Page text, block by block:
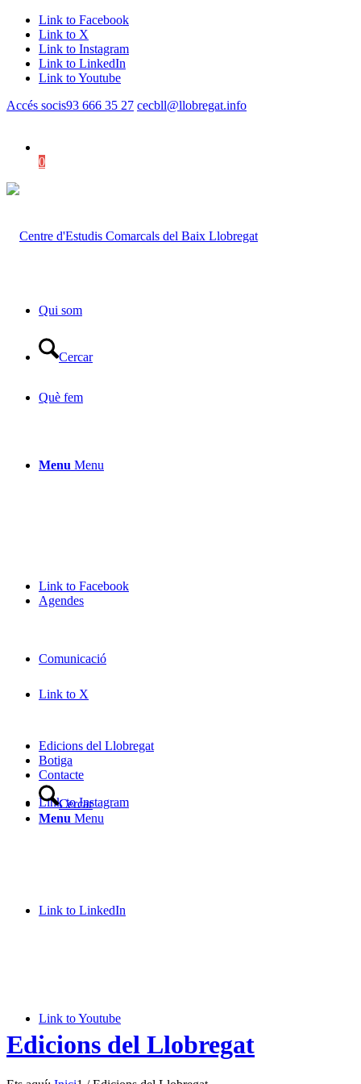
Link to Facebook
Link to X
Link to Instagram
Link to LinkedIn
Link to Youtube
Accés socis93 666 35 27 cecbll@llobregat.info
0
Cercar
Menu Menu
Link to Facebook
Link to X
Link to Instagram
Link to LinkedIn
Link to Youtube
Qui som
Què fem
Agendes
Comunicació
Edicions del Llobregat
Botiga
Contacte
Cercar
Menu Menu
Edicions del Llobregat